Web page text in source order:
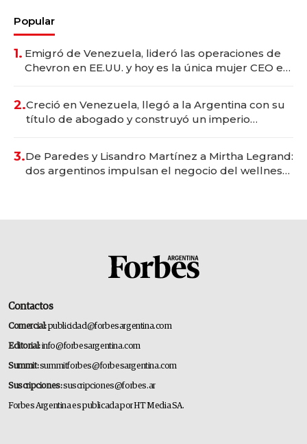
Popular
1. Emigró de Venezuela, lideró las operaciones de
Chevron en EE.UU. y hoy es la única mujer CEO en
2.Creció en Venezuela, llegó a la Argentina con su
título de abogado y construyó un imperio
3.De Paredes y Lisandro Martínez a Mirtha Legrand:
dos argentinos impulsan el negocio del wellness
Contactos
Comercial:publicidad@forbesargentina.com
Editorial:info@forbesargentina.com
Summit:summitforbes@forbesargentina.com
Suscripciones:suscripciones@forbes.ar
Forbes Argentina es publicada por HT Media SA.